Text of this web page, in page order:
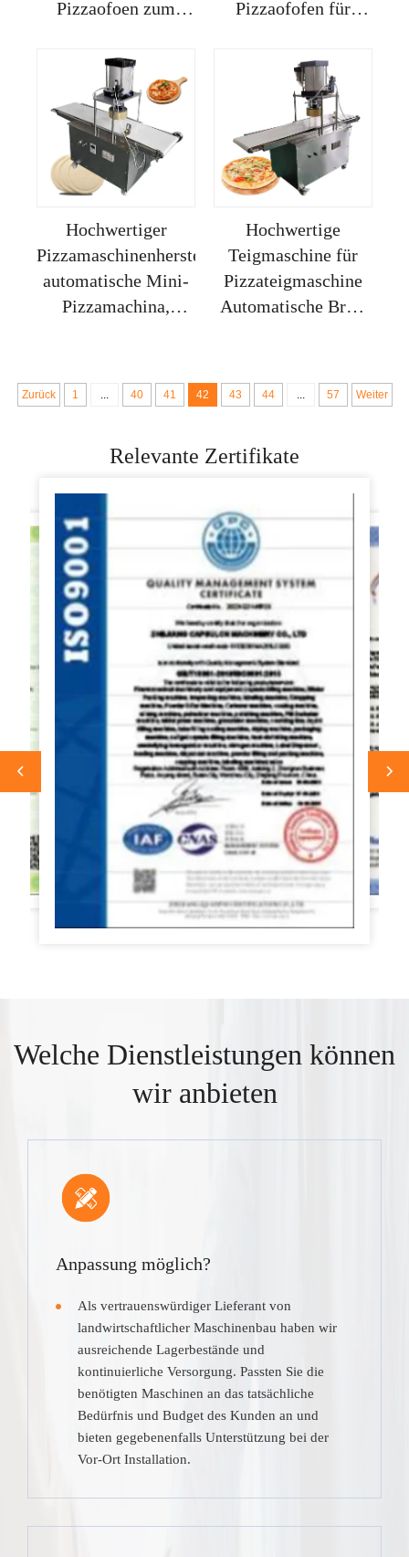
Pizzaofoen zum
zum Rollen von
Pizza-Teig
Pizzaofofen für
Teig-Rundungs-
Maschine, Pizza-
Teig-Trenner
Hochwertiger
Pizzamaschinenhersteller,
automatische Mini-
Pizzamachina,
Pizza-Teig
Hochwertige
Teigmaschine für
Pizzateigmaschine
Automatische Brot-
Made in China
Zurück 1 ... 40 41 42 43 44 ... 57 Weiter
Relevante Zertifikate
Welche Dienstleistungen können
wir anbieten
Anpassung möglich?
Als vertrauenswürdiger Lieferant von
landwirtschaftlicher Maschinenbau haben wir
ausreichende Lagerbestände und
kontinuierliche Versorgung. Passten Sie die
benötigten Maschinen an das tatsächliche
Bedürfnis und Budget des Kunden an und
bieten gegebenenfalls Unterstützung bei der
Vor-Ort Installation.